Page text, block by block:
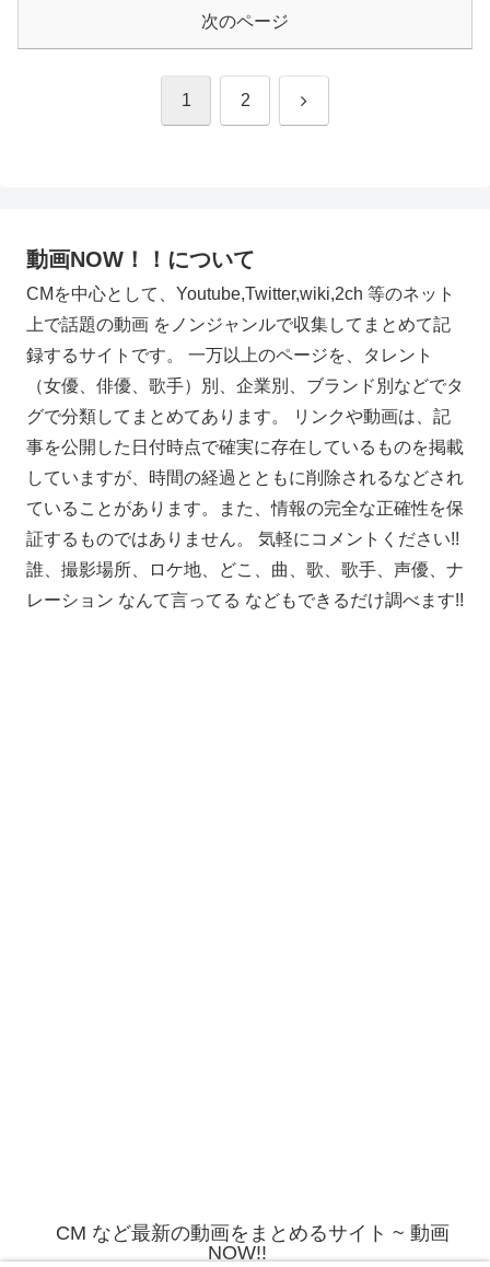
次のページ
1 2 次
動画NOW！！について
CMを中心として、Youtube,Twitter,wiki,2ch 等のネット
上で話題の動画 をノンジャンルで収集してまとめて記
録するサイトです。 一万以上のページを、タレント
（女優、俳優、歌手）別、企業別、ブランド別などでタ
グで分類してまとめてあります。 リンクや動画は、記
事を公開した日付時点で確実に存在しているものを掲載
していますが、時間の経過とともに削除されるなどされ
ていることがあります。また、情報の完全な正確性を保
証するものではありません。 気軽にコメントください!!
誰、撮影場所、ロケ地、どこ、曲、歌、歌手、声優、ナ
レーション なんて言ってる などもできるだけ調べます!!
CM など最新の動画をまとめるサイト ~ 動画
NOW!!